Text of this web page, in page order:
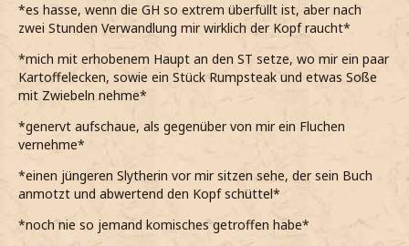
*es hasse, wenn die GH so extrem überfüllt ist, aber nach
zwei Stunden Verwandlung mir wirklich der Kopf raucht*
*mich mit erhobenem Haupt an den ST setze, wo mir ein paar
Kartoffelecken, sowie ein Stück Rumpsteak und etwas Soße
mit Zwiebeln nehme*
*genervt aufschaue, als gegenüber von mir ein Fluchen
vernehme*
*einen jüngeren Slytherin vor mir sitzen sehe, der sein Buch
anmotzt und abwertend den Kopf schüttel*
*noch nie so jemand komisches getroffen habe*